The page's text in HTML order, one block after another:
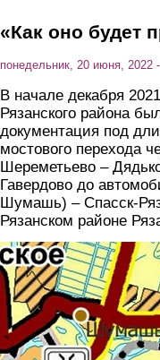
«Как оно будет
понедельник, 20 июня, 2022
В начале декабря
Рязанского района
документация под
мостового перехода
Шереметьево –
Гавердово до
Шумашь) – Спасск-
Рязанском районе
skrin.jpg